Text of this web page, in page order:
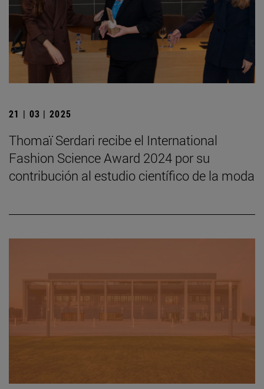
21 | 03 | 2025
Thomaï Serdari recibe el International
Fashion Science Award 2024 por su
contribución al estudio científico de la moda